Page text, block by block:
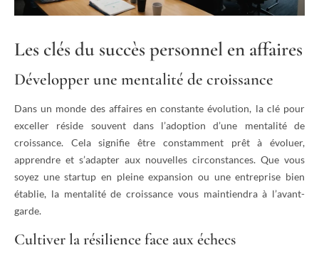
Les clés du succès personnel en affaires
Développer une mentalité de croissance
Dans un monde des affaires en constante évolution, la clé pour
exceller réside souvent dans l’adoption d’une mentalité de
croissance. Cela signifie être constamment prêt à évoluer,
apprendre et s’adapter aux nouvelles circonstances. Que vous
soyez une startup en pleine expansion ou une entreprise bien
établie, la mentalité de croissance vous maintiendra à l’avant-
garde.
Cultiver la résilience face aux échecs